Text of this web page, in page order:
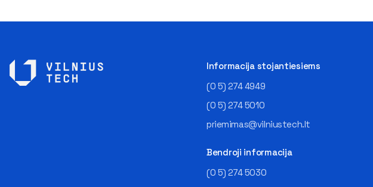
Informacija stojantiesiems
(0 5) 274 4949
(0 5) 274 5010
priemimas@vilniustech.lt
Bendroji informacija
(0 5) 274 5030